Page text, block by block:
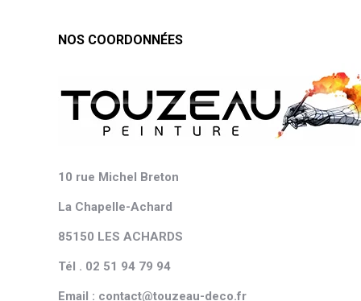
NOS COORDONNÉES
10 rue Michel Breton
La Chapelle-Achard
85150 LES ACHARDS
Tél . 02 51 94 79 94
Email : contact@touzeau-deco.fr